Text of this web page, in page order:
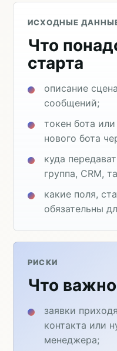
ИСХОДНЫЕ
Что
старта
описание
сообщений;
токен бота
нового бота
куда
группа, CRM,
какие поля,
обязательны
РИСКИ
Что
заявки
контакта или
менеджера;